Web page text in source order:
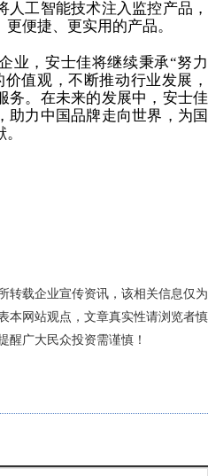
工智能技术注入监控产品，
便捷、更实用的产品。
业，安士佳将继续秉承“努力
值观，不断推动行业发展，
务。在未来的发展中，安士佳
助力中国品牌走向世界，为国
转载企业宣传资讯，该相关信息仅为
本网站观点，文章真实性请浏览者慎
醒广大民众投资需谨慎！